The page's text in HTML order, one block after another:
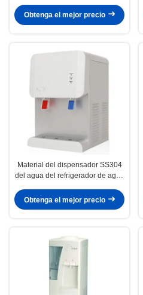
Obtenga el mejor precio
Material del dispensador SS304
del agua del refrigerador de agua
OEM del hospital de la escuela
Obtenga el mejor precio